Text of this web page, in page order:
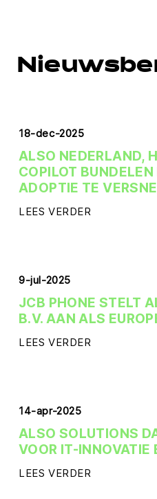
18-dec-2025
ALSO NEDERLAND,
COPILOT
ADOPTIE TE
LEES VERDER
9-jul-2025
JCB PHONE STELT
B.V. AAN ALS
LEES VERDER
14-apr-2025
ALSO SOLUTIONS
VOOR IT-INNOVATIE
LEES VERDER